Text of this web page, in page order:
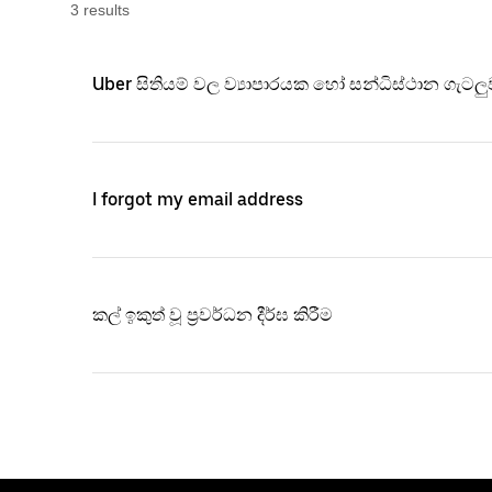
3 results
Uber සිතියම් වල ව්‍යාපාරයක හෝ සන්ධිස්ථාන
I forgot my email address
කල් ඉකුත් වූ ප්‍රවර්ධන දීර්ඝ කිරීම